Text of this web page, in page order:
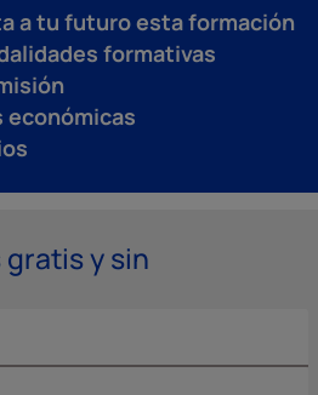
a tu futuro esta formación
formativas
económicas
y sin